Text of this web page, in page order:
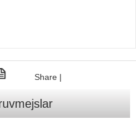
Share |